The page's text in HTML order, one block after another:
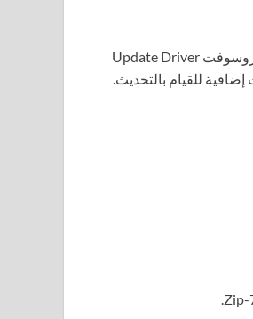
إذا كنت مستخدمًا غير تقني ولا ترغب في استخدام برامج إضافية، يمكنك الاعتماد على مايكروسوفت Update Driver
للقيام بالتحديث.